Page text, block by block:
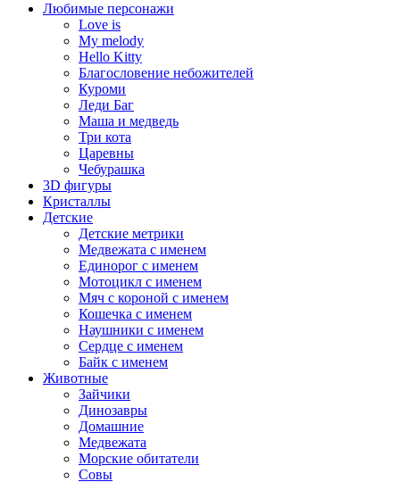
Любимые персонажи
Love is
My melody
Hello Kitty
Благословение небожителей
Куроми
Леди Баг
Маша и медведь
Три кота
Царевны
Чебурашка
3D фигуры
Кристаллы
Детские
Детские метрики
Медвежата с именем
Единорог с именем
Мотоцикл с именем
Мяч с короной с именем
Кошечка с именем
Наушники с именем
Сердце с именем
Байк с именем
Животные
Зайчики
Динозавры
Домашние
Медвежата
Морские обитатели
Совы